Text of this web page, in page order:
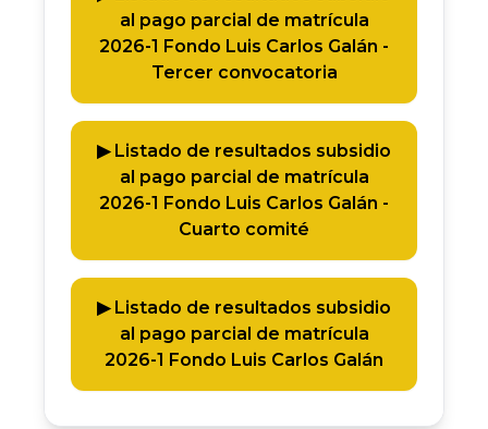
al pago parcial de matrícula
2026-1 Fondo Luis Carlos Galán -
Tercer convocatoria
▶︎ Listado de resultados subsidio
al pago parcial de matrícula
2026-1 Fondo Luis Carlos Galán -
Cuarto comité
▶︎ Listado de resultados subsidio
al pago parcial de matrícula
2026-1 Fondo Luis Carlos Galán